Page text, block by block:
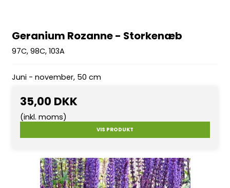
Geranium Rozanne - Storkenæb
97C, 98C, 103A
Juni - november, 50 cm
35,00 DKK
(inkl. moms)
VIS PRODUKT